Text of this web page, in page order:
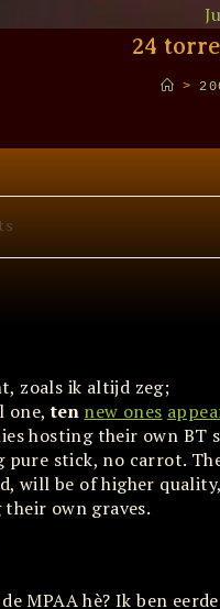
24
>
zoals ik altijd zeg;
one,ten new ones
hosting their own
stick, no carrot.
will be of higher
own graves.
MPAA hè? Ik ben